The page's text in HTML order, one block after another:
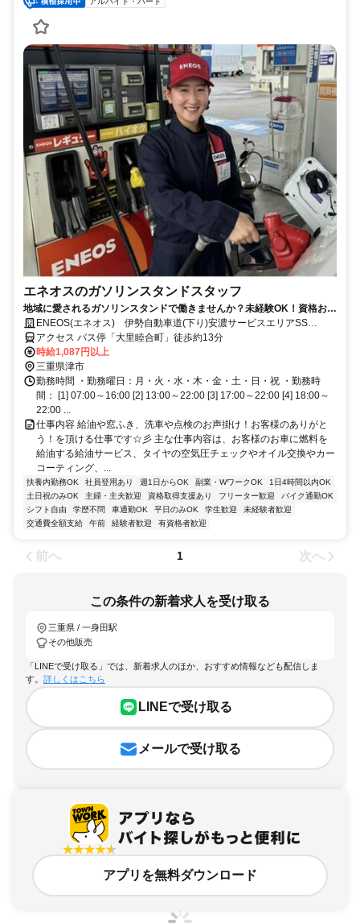
エネオスのガソリンスタンドスタッフ
地域に愛されるガソリンスタンドで働きませんか？未経験OK！資格お持
ちの方是非お役立て下さい
ENEOS(エネオス) 伊勢自動車道(下り)安濃サービスエリアSS
(株)ENEOSウイング
アクセス バス停「大里睦合町」徒歩約13分
時給1,087円以上
三重県津市
勤務時間 ・勤務曜日：月・火・水・木・金・土・日・祝 ・勤務時
間： [1] 07:00～16:00 [2] 13:00～22:00 [3] 17:00～22:00 [4] 18:00～
22:00 ...
仕事内容 給油や窓ふき、洗車や点検のお声掛け！お客様のありがと
う！を頂ける仕事です☆彡 主な仕事内容は、お客様のお車に燃料を
給油する給油サービス、タイヤの空気圧チェックやオイル交換やカー
コーティング、...
扶養内勤務OK 社員登用あり 週1日からOK 副業・WワークOK
1日4時間以内OK
土日祝のみOK
主婦・主夫歓迎 資格取得支援あり フリーター歓迎
バイク通勤OK
シフト自由
学歴不問 車通勤OK 平日のみOK 学生歓迎
未経験者歓迎
交通費全額支給
午前 経験者歓迎 有資格者歓迎
前へ 1 次へ
この条件の新着求人を受け取る
三重県 / 一身田駅
その他販売
「LINEで受け取る」では、新着求人のほか、おすすめ情報なども配信しま
す。 詳しくはこちら
LINEで受け取る
メールで受け取る
アプリを無料ダウンロード